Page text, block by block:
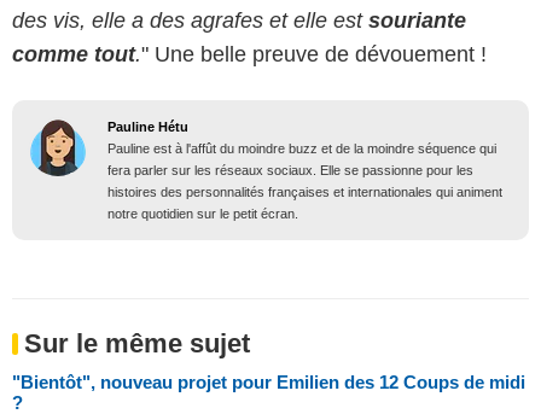
des vis, elle a des agrafes et elle est souriante
comme tout." Une belle preuve de dévouement !
Pauline Hétu
Pauline est à l'affût du moindre buzz et de la moindre séquence qui
fera parler sur les réseaux sociaux. Elle se passionne pour les
histoires des personnalités françaises et internationales qui animent
notre quotidien sur le petit écran.
Sur le même sujet
"Bientôt", nouveau projet pour Emilien des 12 Coups de midi
?